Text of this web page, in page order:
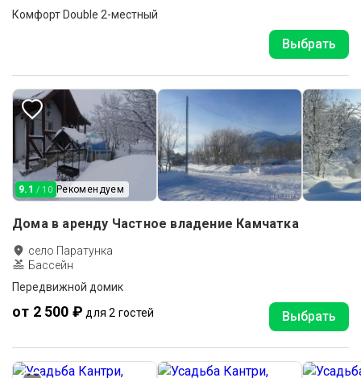
Комфорт Double 2-местный
Выбрать
9.1 / 10 Рекомендуем
Дома в аренду Частное владение Камчатка
село Паратунка
Бассейн
Передвижной домик
от 2 500 ₽ для 2 гостей Выбрать